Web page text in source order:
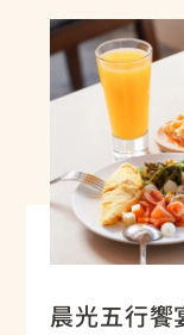
晨光五行饗